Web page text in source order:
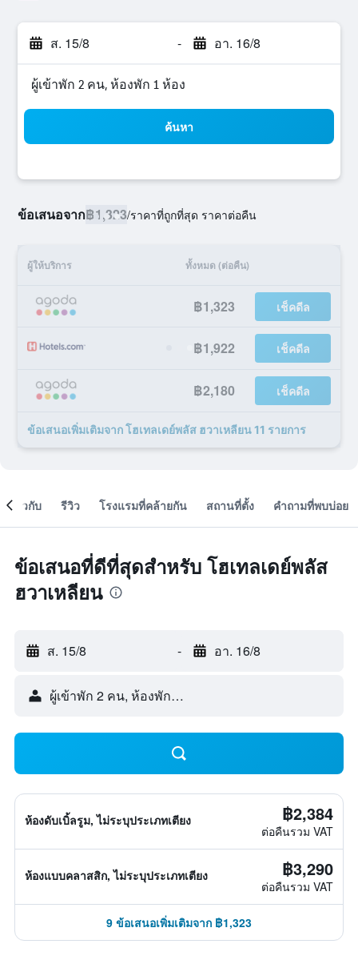
ส. 15/8 - อา. 16/8
ผู้เข้าพัก 2 คน, ห้องพัก 1 ห้อง
ค้นหา
ข้อเสนอจาก฿1,323/ราคาที่ถูกที่สุด ราคาต่อคืน
ผู้ให้บริการ ทั้งหมด (ต่อคืน)
฿1,323 เช็คดีล
฿1,922 เช็คดีล
฿2,180 เช็คดีล
ข้อเสนอเพิ่มเติมจาก โฮเทลเดย์พลัส ฮวาเหลียน 11 รายการ
เกี่ยวกับ รีวิว โรงแรมที่คล้ายกัน สถานที่ตั้ง คำถามที่พบบ่อย
ข้อเสนอที่ดีที่สุดสำหรับ โฮเทลเดย์พลัส
ฮวาเหลียน
ส. 15/8 - อา. 16/8
ผู้เข้าพัก 2 คน, ห้องพัก 1 ห้อง
ห้องดับเบิ้ลรูม, ไม่ระบุประเภทเตียง ฿2,384
ต่อคืนรวม VAT
ห้องแบบคลาสสิก, ไม่ระบุประเภทเตียง ฿3,290
ต่อคืนรวม VAT
9 ข้อเสนอเพิ่มเติมจาก ฿1,323